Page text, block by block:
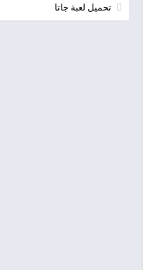
تحميل لعبة جاتا